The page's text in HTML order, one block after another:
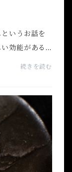
いうお話を
効能がある
続きを読む